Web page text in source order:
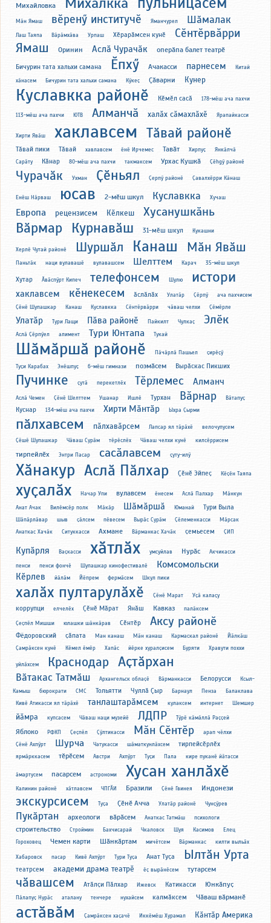
Михайловка
Мӑн Ямаш вӗренӳ институчӗ Яманчурел Шӑмалак
Лаш Таяпа Вӑрӑмхӑва Урпаш Хӗрарӑмсен кунӗ Сӗнтӗрвӑрри
Ямаш Оринин Аслӑ Чурачӑк оперӑпа балет театрӗ
Бичурин тата хальхи самана Ӗпхӳ Ачакасси парнесем
Китай
хӑнасем
Бичурин тата хальхи самана Кӳкеҫ Ҫӑварни Кунер
Куславкка районӗ Кӗмӗл сасӑ 178-мӗш ача пахчи
113-мӗш ача пахчи ЮТВ Алманчӑ халӑх сӑмахлӑхӗ Ярапайкасси
Хирти Явӑш хаклавсем Тӑвай районӗ
Тӑвай пики Тӑвай хавлавсем ӗнӗ Ирчемес Тавӑт Хирпуҫ
Янкӑлчӑ
Сарӑту
Кӑнар 80-мӗш ача пахчи такмаксем Урхас Кушкӑ Ҫӗhgӳ районӗ
Чурачӑк Ухман Ҫӗньял Ҫерпӳ районӗ Ҫавалхӗрри Кӑнаш
Енӗш Нӑрваш юсав 2-мӗш шкул Куславкка Хучаш
Европа рецензисем Кӗлкеш Хусанушкӑнь
Вӑрмар Курнавӑш 31-мӗш шкул Кукашни
Херлӗ Чутай районӗ Шуршӑл Канаш Мӑн Явӑш
Паньтӑк наци вулавашӗ вулавашсем Шелттем Карач 35-мӗш шкул
Хутар Ӑвӑспӳрт Кипеч телефонсем Шулю истори
хаклавсем кӗнекесем ӑслӑлӑх Улатӑр Ҫӗрпӳ
ача пахчисем
Ҫӗнӗ Шупашкар
Канаш Куславкка Сӗнтӗрвӑрри чӑваш челхи Ҫӗмӗрле
Улатӑр Тури Лащи Пӑва районӗ Пайкилт Чулкаҫ Элӗк
Аслӑ Ҫӗрпӳел алимент Тури Юнтапа Тукай
Шӑмӑршӑ районӗ Пӑчӑрлӑ Пашьел
ҫирӗҫӳ
Туҫи Карабах
Энӗшпуҫ 6-мӗш гимнази поэмӑсем Вырӑскас Пикших
Пучинке ҫутӑ перекетлӗх Тӗрлемес Алманч
Аслӑ Чемен Ҫӗнӗ Шелттем Ушанар Ишлӗ Турхан Вӑрнар Вӑтапуҫ
Куснар 134-мӗш ача пахчи Хирти Мӑнтӑр Ыхра Ҫырми
пӑлхавсем пӑлхавӑрсем Лапсар ял тӑрӑхӗ
велочупусем
Ҫӗшӗ Шупашкар
Чӑваш Сурӑм тӗрӗслӗх Чӑваш челхи кунӗ килсӗррисем
тирпейлӗх Энтри Пасар сасӑлавсем ҫуту-илӳ
Хӑнакур Аслӑ Пӑлхар Ҫӗнӗ Эйпеҫ Кӗҫӗн Таяпа
хуҫалӑх Начар Упи вулавсем ӗнесем Аслӑ Палхар
Мӑнкун
Анат Ачак
Вилӗмсӗр полк Мӑкӑр Шӑмӑршӑ Юманай Тури Выла
Шӑпӑрлӑвар шыв ҫӑлсем пӗвесем Вырӑс Сурӑм Ҫӗлеменкасси
Мӑрсак
Анаткас Хачӑк
Ситуккасси Ахмане Вӑрманкас Хачӑк ҫемьесем ҪИП
Купӑрля Ваҫкасси хӑтлӑх умсуйлав Нурӑс
Акчикасси
пенси
пенси фончӗ Шупашкар кинофестивалӗ Комсомольски
Кӗрлев йӑлӑм Йӗпрем фермӑсем Шкул пики
халӑх пултарулӑхӗ Ҫӗнӗ Марат Уҫӑ калаҫу
коррупци елчелӗх Ҫӗнӗ Мӑрат Янӑш Кавказ
палӑксем
Ҫеҫпӗл Мишши
юлашки шӑнкӑрав Сӗнтӗр Аксу районӗ
Фёдоровский ҫӑпата Ман канаш Мӑн канаш Кармаскал районӗ
Йӑлкӑш
Ҫамрӑксен кунӗ
Кӗмел ӗмӗр Хапӑс йӗрке хуралҫисем Буряти Хравути поххи
уйлӑхсем Краснодар Аҫтӑрхан
Вӑтакас Татмӑш Архангельск облаҫӗ Вӑрманкасси Белорусси
Ксыл-
Камыш
бюрократи СМС Тольятти Чуллӑ Ҫыр Барнаул Пенза
Балаклава
Кивӗ Атикасси ял тӑрӑхӗ
танлаштарӑмсем кулаксем интернет Шемшер
йӑмра купсасем Чӑваш наци музейӗ ЛДПР Тӳрӗ кӑмӑллӑ Раҫҫей
Яблоко РФКП Ҫеҫпӗл Ҫӳлтикасси Мӑн Сӗнтӗр
арап чӗлхи
Ҫӗнӗ Ахпӳрт
Шурча Чатукасси шӑматкунлӑхсем тирпейсӗрлӗх
ярмӑрккасем тӗрӗсем Австри Ахпӳрт Туҫи Пала кире пуканӗ йӑтасси
ӑмартусем пасарсем астрономи Хусан ханлӑхӗ
Калинин районӗ хӑтлавсем ЧПГӐИ Бразили Ҫӗнӗ Гвинея Индонези
экскурсисем Туҫа Ҫӗнӗ Ачча Улатӑр районӗ Чунҫӳрев
Пукӑртан археологи вӑрӑсем Анаткас Татмӑш психологи
строительство Строймин Бахчисарай Чкаловск Шуя Касимов
Елец
Гороховец
Чемен карти Шӑнкӑртам мичӗтсем Вӑрманкас килти выльӑх
Хабаровск пасар Кивӗ Ахпӳрт Тури Туҫа Анат Туҫа Ылтӑн Урта
театрсем академи драма театрӗ ӗҫ вырӑнӗсем тутарсем
чӑвашсем Атӑлҫи Пӑлхар Ижевск Катикасси Юнкӑпуҫ
Пӑлапуҫ Нурӑс аталану тенчере нухайсем калмӑксем Чӑваш вӑрманӗ
астӑвӑм Ҫамрӑксен хаҫачӗ Иккӗмӗш Хурамал Кӑнтӑр Америка